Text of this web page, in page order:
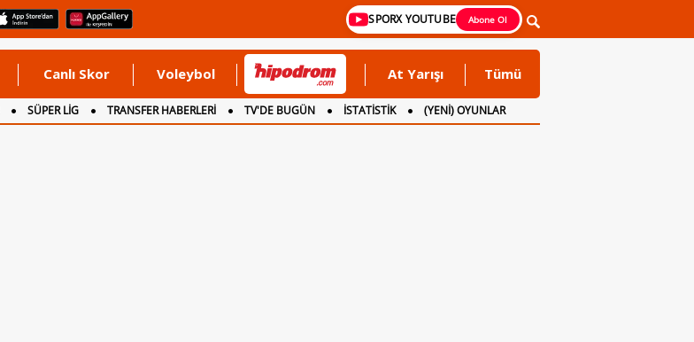
SPORX YOUTUBE Abone Ol
Canlı Skor Voleybol At Yarışı Tümü
SÜPER LİG TRANSFER HABERLERİ TV'DE BUGÜN İSTATİSTİK
(YENİ) OYUNLAR